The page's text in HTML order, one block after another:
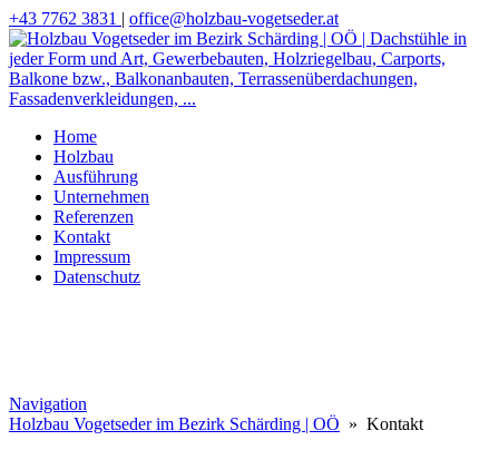
+43 7762 3831 | office@holzbau-vogetseder.at
Home
Holzbau
Ausführung
Unternehmen
Referenzen
Kontakt
Impressum
Datenschutz
Navigation
Holzbau Vogetseder im Bezirk Schärding | OÖ » Kontakt